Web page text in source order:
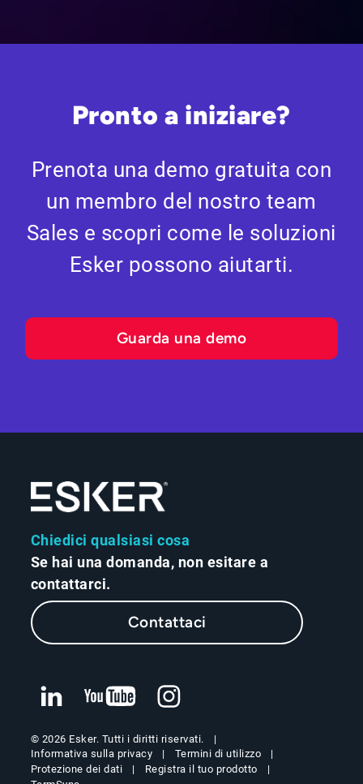
Pronto a iniziare?
Prenota una demo gratuita con
un membro del nostro team
Sales e scopri come le soluzioni
Esker possono aiutarti.
Guarda una demo
Chiedici qualsiasi cosa
Se hai una domanda, non esitare a
contattarci.
Contattaci
© 2026 Esker. Tutti i diritti riservati.
Informativa sulla privacy
Termini di utilizzo
Protezione dei dati
Registra il tuo prodotto